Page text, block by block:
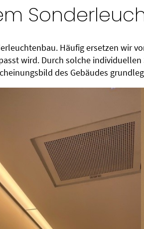
Häufig ersetzen wir
wird. Durch solche
des Gebäudes